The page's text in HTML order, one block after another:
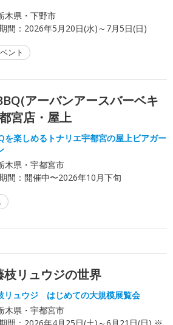
木県・下野市
間： 2026年5月20日(水)～7月5日(日)
ント
アーバンアースバーベキ
宮店・屋上
を楽しめるトナリエ宇都宮の屋上ビアガー
木県・宇都宮市
間： 開催中〜2026年10月下旬
リュウジの世界
リュウジ はじめての大規模展覧会
木県・宇都宮市
間： 2026年4月25日(土)～6月21日(日) ※